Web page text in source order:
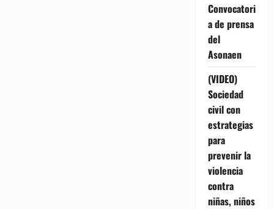
Convocatori
a de prensa
del
Asonaen
(VIDEO)
Sociedad
civil con
estrategias
para
prevenir la
violencia
contra
niñas, niños